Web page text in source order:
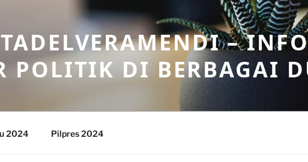
–
POLITIK DI BERBAGAI
2024 Pilpres 2024